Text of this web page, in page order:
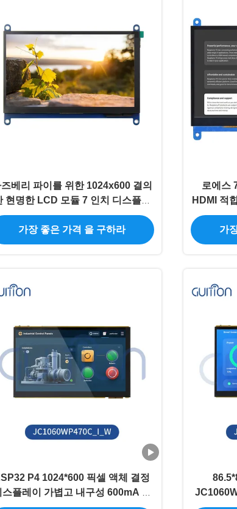
베리 파이를 위한 1024x600 결의
현명한 LCD 모듈 7 인치 디스플레
이 모듈
가장 좋은 가격 을 구하라
로에스
HDMI 적
가
P4 1024*600 픽셀 액체 결정
스플레이 가볍고 내구성 600mA 제
품 무게